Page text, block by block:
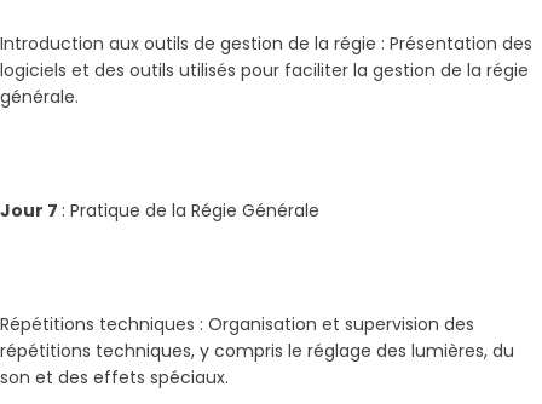
Introduction aux outils de gestion de la régie : Présentation des
logiciels et des outils utilisés pour faciliter la gestion de la régie
générale.
Jour 7 : Pratique de la Régie Générale
Répétitions techniques : Organisation et supervision des
répétitions techniques, y compris le réglage des lumières, du
son et des effets spéciaux.